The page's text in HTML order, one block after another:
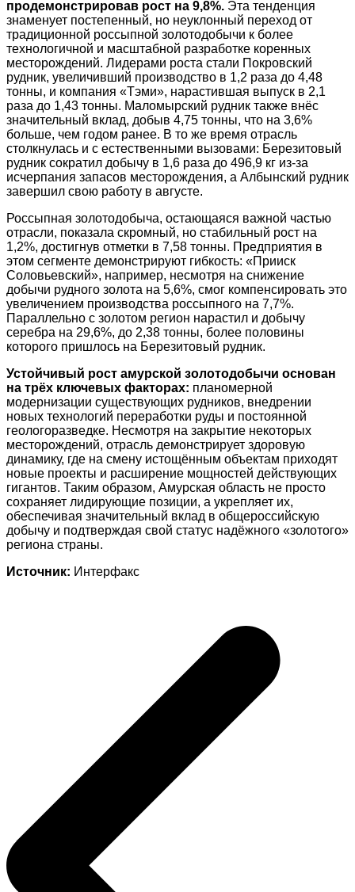
продемонстрировав рост на 9,8%. Эта тенденция
знаменует постепенный, но неуклонный переход от
традиционной россыпной золотодобычи к более
технологичной и масштабной разработке коренных
месторождений. Лидерами роста стали Покровский
рудник, увеличивший производство в 1,2 раза до 4,48
тонны, и компания «Тэми», нарастившая выпуск в 2,1
раза до 1,43 тонны. Маломырский рудник также внёс
значительный вклад, добыв 4,75 тонны, что на 3,6%
больше, чем годом ранее. В то же время отрасль
столкнулась и с естественными вызовами: Березитовый
рудник сократил добычу в 1,6 раза до 496,9 кг из-за
исчерпания запасов месторождения, а Албынский рудник
завершил свою работу в августе.
Россыпная золотодобыча, остающаяся важной частью
отрасли, показала скромный, но стабильный рост на
1,2%, достигнув отметки в 7,58 тонны. Предприятия в
этом сегменте демонстрируют гибкость: «Прииск
Соловьевский», например, несмотря на снижение
добычи рудного золота на 5,6%, смог компенсировать это
увеличением производства россыпного на 7,7%.
Параллельно с золотом регион нарастил и добычу
серебра на 29,6%, до 2,38 тонны, более половины
которого пришлось на Березитовый рудник.
Устойчивый рост амурской золотодобычи основан
на трёх ключевых факторах: планомерной
модернизации существующих рудников, внедрении
новых технологий переработки руды и постоянной
геологоразведке. Несмотря на закрытие некоторых
месторождений, отрасль демонстрирует здоровую
динамику, где на смену истощённым объектам приходят
новые проекты и расширение мощностей действующих
гигантов. Таким образом, Амурская область не просто
сохраняет лидирующие позиции, а укрепляет их,
обеспечивая значительный вклад в общероссийскую
добычу и подтверждая свой статус надёжного «золотого»
региона страны.
Источник: Интерфакс